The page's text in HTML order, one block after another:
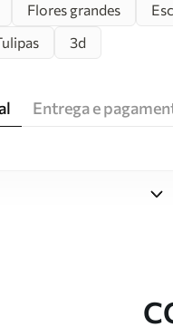
Flores grandes
3d
Entrega e